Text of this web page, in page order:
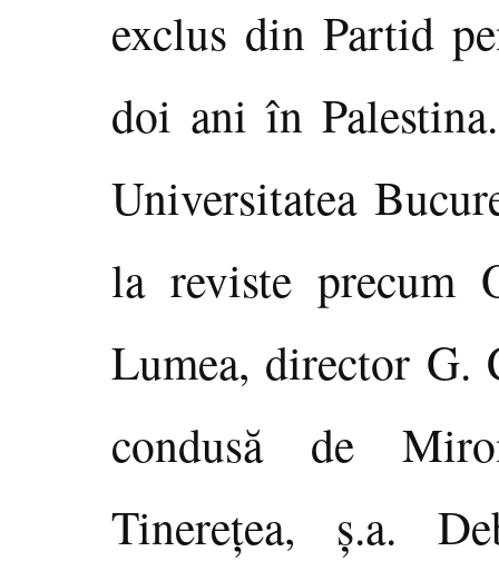
exclus din Partid
doi ani în
Universitatea
la reviste precum
Lumea, director G.
condusă de
Tinereţea, ş.a.